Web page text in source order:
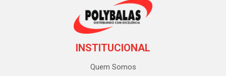
INSTITUCIONAL
Quem Somos